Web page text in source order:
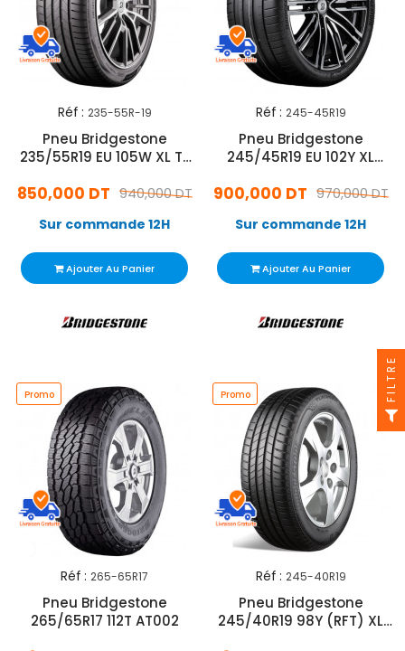
Réf : 235-55R-19
Pneu Bridgestone
235/55R19 EU 105W XL TL
940,000 DT
850,000 DT
Sur commande 12H
Ajouter Au Panier
Réf : 245-45R19
Pneu Bridgestone
245/45R19 EU 102Y XL
970,000 DT
900,000 DT
Sur commande 12H
Ajouter Au Panier
Promo
Réf : 265-65R17
Pneu Bridgestone
265/65R17 112T AT002
Promo
Réf : 245-40R19
Pneu Bridgestone
245/40R19 98Y (RFT) XL
FILTRE